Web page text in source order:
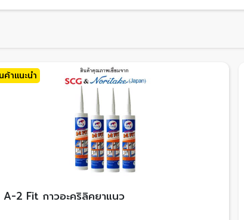
A-2 Fit กาวอะคริลิคยาแนว
ค้าแนะนำ